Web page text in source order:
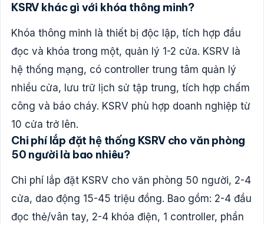
KSRV khác gì với khóa thông minh?
Khóa thông minh là thiết bị độc lập, tích hợp đầu
đọc và khóa trong một, quản lý 1-2 cửa. KSRV là
hệ thống mạng, có controller trung tâm quản lý
nhiều cửa, lưu trữ lịch sử tập trung, tích hợp chấm
công và báo cháy. KSRV phù hợp doanh nghiệp từ
10 cửa trở lên.
Chi phí lắp đặt hệ thống KSRV cho văn phòng
50 người là bao nhiêu?
Chi phí lắp đặt KSRV cho văn phòng 50 người, 2-4
cửa, dao động 15-45 triệu đồng. Bao gồm: 2-4 đầu
đọc thẻ/vân tay, 2-4 khóa điện, 1 controller, phần